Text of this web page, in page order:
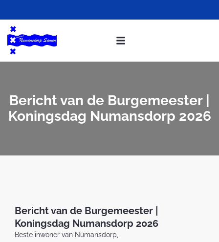
Bericht van de Burgemeester |
Koningsdag Numansdorp 2026
Bericht van de Burgemeester |
Koningsdag Numansdorp 2026
Beste inwoner van Numansdorp,